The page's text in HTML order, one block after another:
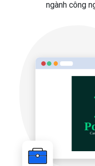
ngành công